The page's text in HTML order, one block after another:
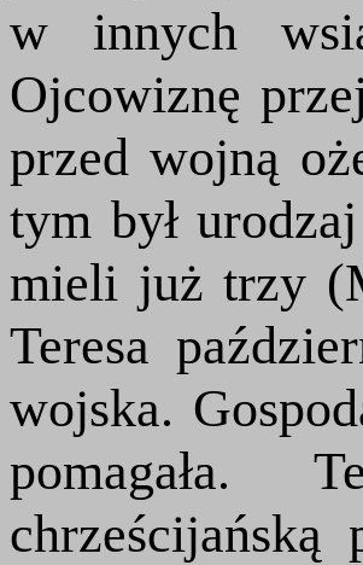
w innych
Ojcowiznę
przed wojną
tym był
mieli już trzy
Teresa
wojska.
pomagała.